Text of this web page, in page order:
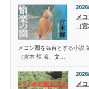
メ
（
メコン圏を舞台とする小説
（宮本 輝 著、文…
メ